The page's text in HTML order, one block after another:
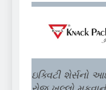
ઇક્વિટી શેર્સનો